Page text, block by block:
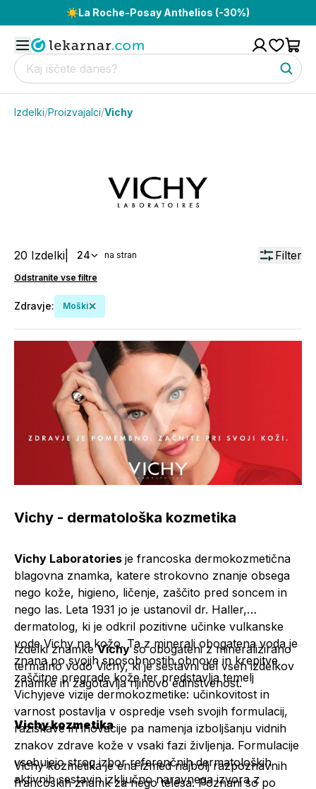
☀️La Roche-Posay Anthelios (-30%)
Izdelki/Proizvajalci/Vichy
20 Izdelki 24 na stran Filter
Odstranite vse filtre
Zdravje: Moški
Vichy - dermatološka kozmetika
Vichy Laboratories je francoska dermokozmetična
blagovna znamka, katere strokovno znanje obsega
nego kože, higieno, ličenje, zaščito pred soncem in
nego las. Leta 1931 jo je ustanovil dr. Haller,
dermatolog, ki je odkril pozitivne učinke vulkanske
vode Vichy na kožo. Ta z minerali obogatena voda je
znana po svojih sposobnostih obnove in krepitve
zaščitne pregrade kože ter predstavlja temelj
Vichyjeve vizije dermokozmetike: učinkovitost in
varnost postavlja v ospredje vseh svojih formulacij,
raziskave in inovacije pa namenja izboljšanju vidnih
znakov zdrave kože v vsaki fazi življenja. Formulacije
vsebujejo strog izbor referenčnih dermatoloških
aktivnih sestavin izključno naravnega izvora z
Izdelki znamkeVichyso obogateni z mineralizirano
termalno vodo Vichy, ki je sestavni del vseh izdelkov
znamke in zagotavlja njihovo edinstvenost.
Vichy kozmetika
Vichy kozmetika je ena izmed najbolj razpoznavnih
francoskih znamk za nego telesa. Poznani so po